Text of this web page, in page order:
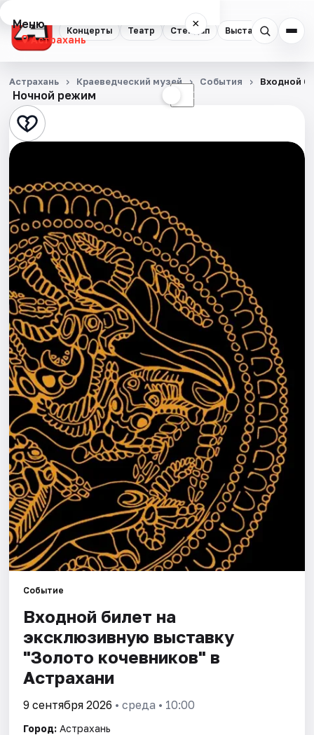
Концерты Театр Стендап Выставки
Меню ×
Астрахань
Концерты
Театр
Стендап
Квесты
Экскурсии
Спорт
События
Города
Площадки
Артисты
Рейтинги
Ночной режим ☾
Астрахань Краеведческий музей События Входной
Событие
Входной билет на
эксклюзивную выставку
"Золото кочевников" в
Астрахани
9 сентября 2026 • среда • 10:00
Город: Астрахань